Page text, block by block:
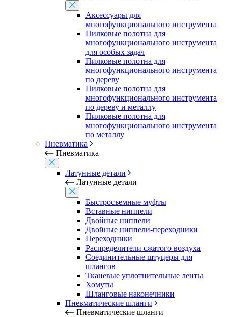
Аксессуары для
многофункционального инструмента
Пилковые полотна для
многофункционального инструмента
для особых задач
Пилковые полотна для
многофункционального инструмента
по дереву
Пилковые полотна для
многофункционального инструмента
по дереву и металлу
Пилковые полотна для
многофункционального инструмента
по металлу
Пневматика
Пневматика
Латунные детали
Латунные детали
Быстросъемные муфты
Вставные ниппели
Двойные ниппели
Двойные ниппели-переходники
Переходники
Распределители сжатого воздуха
Соединительные штуцеры для
шлангов
Тканевые уплотнительные ленты
Хомуты
Шланговые наконечники
Пневматические шланги
Пневматические шланги